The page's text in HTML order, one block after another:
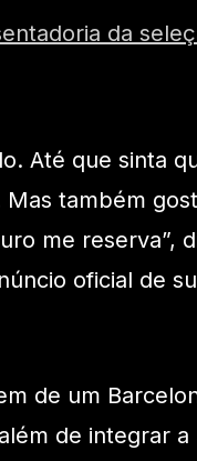
da
Até que sinta
também
me reserva”,
oficial de
de um
de integrar a